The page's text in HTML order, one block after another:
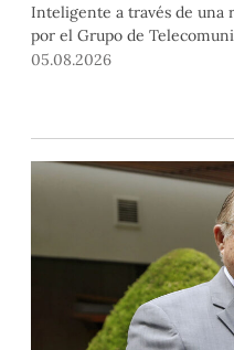
Inteligente a través de una
por el Grupo de
desde el 2018. En esta nota
05.08.2026